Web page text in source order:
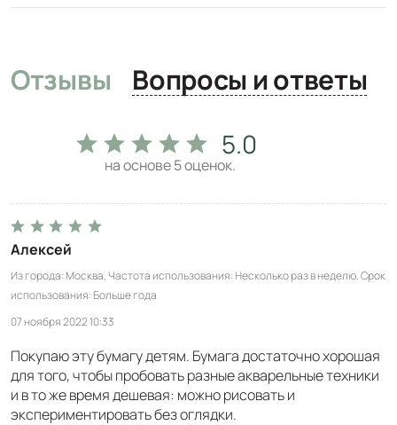
Отзывы Вопросы и ответы
5.0
на основе5оценок.
Алексей
Из города Москва Частота использования Несколько раз в неделю Срок
использования Больше года
07 ноября 2022 10:33
Покупаю эту бумагу детям. Бумага достаточно хорошая
для того, чтобы пробовать разные акварельные техники
и в то же время дешевая: можно рисовать и
экспериментировать без оглядки.